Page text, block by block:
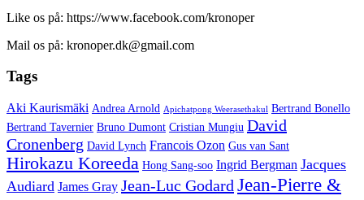
Like os på: https://www.facebook.com/kronoper
Mail os på: kronoper.dk@gmail.com
Tags
Aki Kaurismäki Andrea Arnold Apichatpong Weerasethakul Bertrand Bonello
Bertrand Tavernier Bruno Dumont Cristian Mungiu David
Cronenberg David Lynch Francois Ozon Gus van Sant
Hirokazu Koreeda Hong Sang-soo Ingrid Bergman Jacques
Audiard James Gray Jean-Luc Godard Jean-Pierre &